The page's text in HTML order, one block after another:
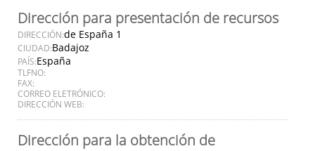
Dirección para presentación de recursos
DIRECCIÓN:de España 1
CIUDAD:Badajoz
PAÍS:España
TLFNO:
FAX:
CORREO ELETRÓNICO:
DIRECCIÓN WEB:
Dirección para la obtención de